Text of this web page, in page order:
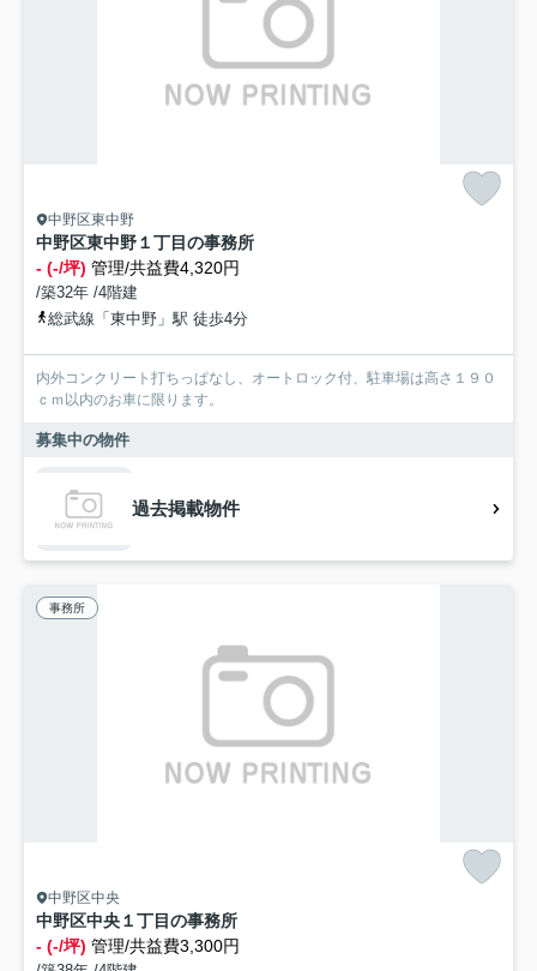
中野区東中野
中野区東中野１丁目の事務所
- (-/坪) 管理/共益費4,320円
/築32年 /4階建
総武線「東中野」駅 徒歩4分
内外コンクリート打ちっぱなし、オートロック付、駐車場は高さ１９０
ｃｍ以内のお車に限ります。
募集中の物件
過去掲載物件
事務所
中野区中央
中野区中央１丁目の事務所
- (-/坪) 管理/共益費3,300円